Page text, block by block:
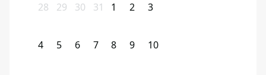
28 29 30 31 1 2 3
4 5 6 7 8 9 10